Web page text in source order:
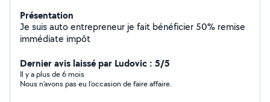
Présentation
Je suis auto entrepreneur je fait bénéficier 50% remise
immédiate impôt
Dernier avis laissé par Ludovic : 5/5
Il y a plus de 6 mois
Nous n’avons pas eu l’occasion de faire affaire.